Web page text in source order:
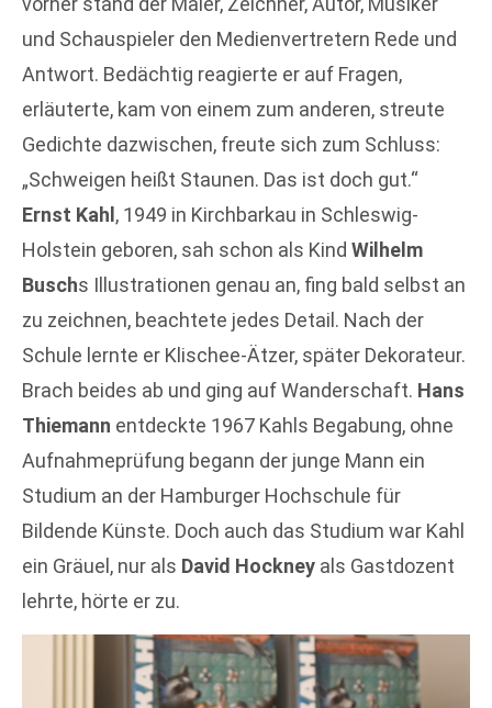
und Schauspieler den Medienvertretern Rede und
Antwort. Bedächtig reagierte er auf Fragen,
erläuterte, kam von einem zum anderen, streute
Gedichte dazwischen, freute sich zum Schluss:
„Schweigen heißt Staunen. Das ist doch gut.“
Ernst Kahl , 1949 in Kirchbarkau in Schleswig-
Holstein geboren, sah schon als Kind Wilhelm
Buschs Illustrationen genau an, fing bald selbst an
zu zeichnen, beachtete jedes Detail. Nach der
Schule lernte er Klischee-Ätzer, später Dekorateur.
Brach beides ab und ging auf Wanderschaft. Hans
Thiemann entdeckte 1967 Kahls Begabung, ohne
Aufnahmeprüfung begann der junge Mann ein
Studium an der Hamburger Hochschule für
Bildende Künste. Doch auch das Studium war Kahl
ein Gräuel, nur als David Hockney als Gastdozent
lehrte, hörte er zu.